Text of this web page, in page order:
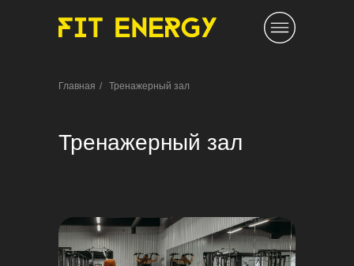
Главная / Тренажерный зал
Тренажерный зал